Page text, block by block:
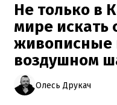
Не только в
мире искать
живописные
воздушном
Олесь Друкач